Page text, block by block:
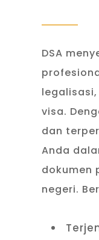
DSA
visa.
dan
Anda
dokumen
negeri.